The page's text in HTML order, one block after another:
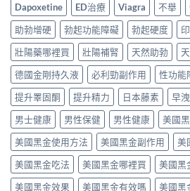
Dapoxetine ED治療 Viagra 不舉
助勃增硬
勃起功能障礙 勃起硬度
壯陽藥哪裡買
壯陽補腎 天然助勃
德國金剛持久液
必利勁副作用 性功能
提升睪固酮
提升精力 日本藤素 早洩
男士健康
男性保健 男性健康 美國
美國黑金使用方法
美國黑金副作用
美
美國黑金吃法
美國黑金哪裡買 美國黑
美國黑金效果
美國黑金有效嗎 美國黑